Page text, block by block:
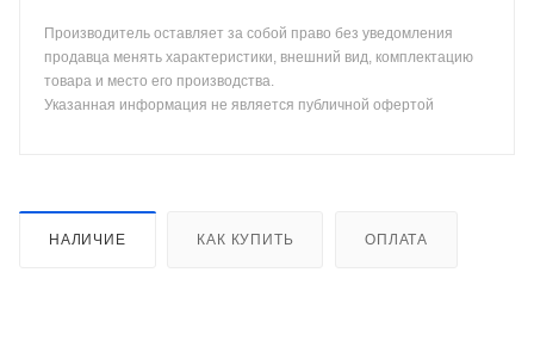
Производитель оставляет за собой право без уведомления
продавца менять характеристики, внешний вид, комплектацию
товара и место его производства.
Указанная информация не является публичной офертой
НАЛИЧИЕ КАК КУПИТЬ ОПЛАТА